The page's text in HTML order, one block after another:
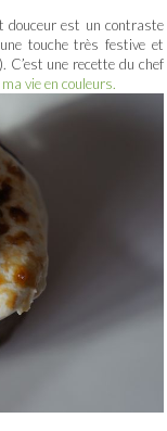
douceur est un contraste
touche très festive et
C’est une recette du chef
ma vie en couleurs.